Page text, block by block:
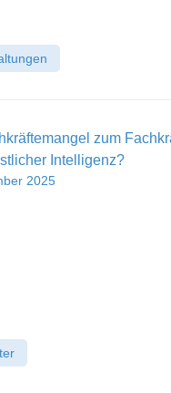
zum
Intelligenz?
2025